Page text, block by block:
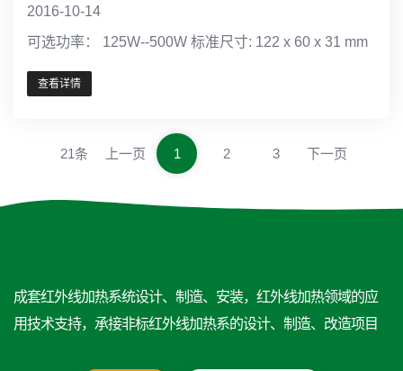
2016-10-14
可选功率： 125W--500W 标准尺寸: 122 x 60 x 31 mm
查看详情
21条 上一页 1 2 3 下一页
成套红外线加热系统设计、制造、安装，红外线加热领域的应
用技术支持，承接非标红外线加热系的设计、制造、改造项目